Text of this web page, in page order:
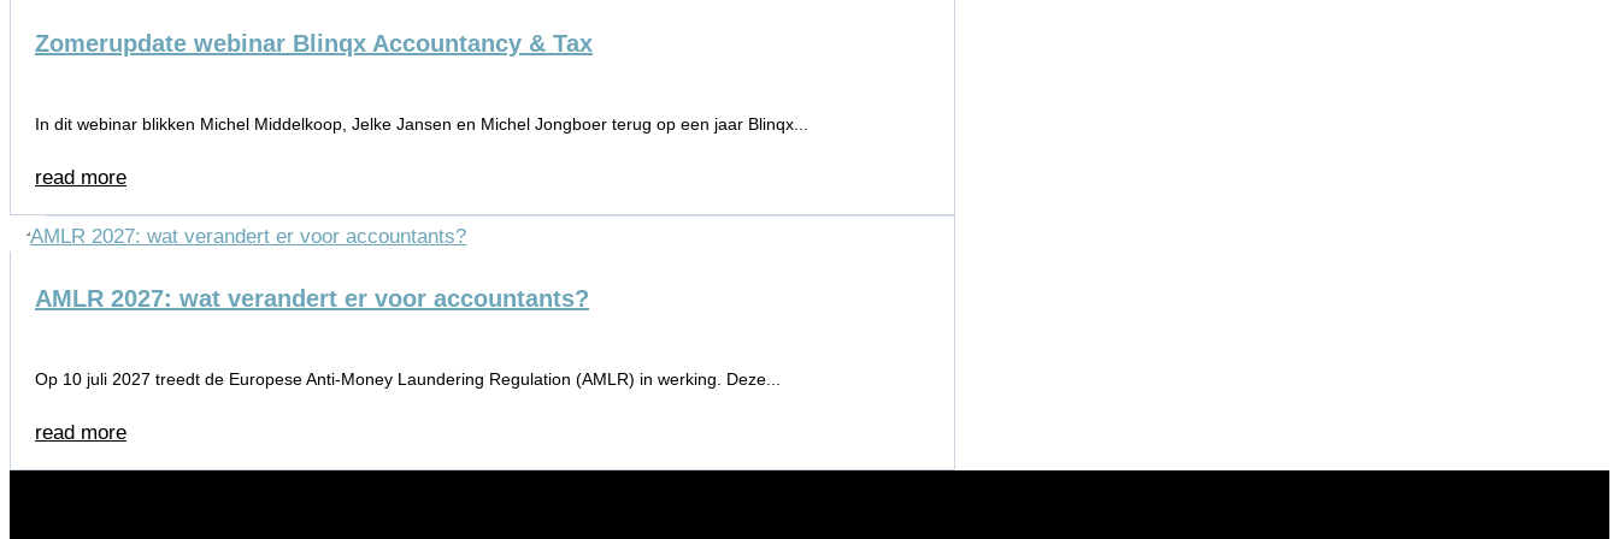
Zomerupdate webinar Blinqx Accountancy & Tax
In dit webinar blikken Michel Middelkoop, Jelke Jansen en Michel Jongboer terug op een jaar Blinqx...
read more
AMLR 2027: wat verandert er voor accountants?
Op 10 juli 2027 treedt de Europese Anti-Money Laundering Regulation (AMLR) in werking. Deze...
read more